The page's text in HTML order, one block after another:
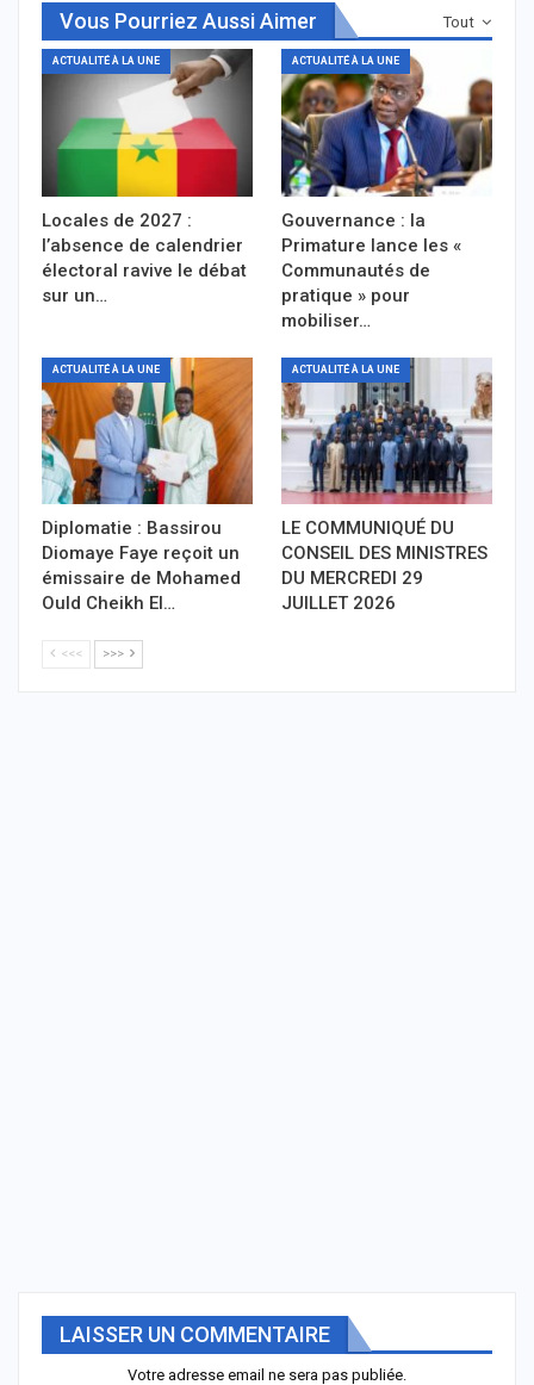
Tout
Vous Pourriez Aussi Aimer
ACTUALITÉ À LA UNE
Locales de 2027 :
l’absence de calendrier
électoral ravive le débat
sur un…
ACTUALITÉ À LA UNE
Gouvernance : la
Primature lance les «
Communautés de
pratique » pour
mobiliser…
ACTUALITÉ À LA UNE
Diplomatie : Bassirou
Diomaye Faye reçoit un
émissaire de Mohamed
Ould Cheikh El…
ACTUALITÉ À LA UNE
LE COMMUNIQUÉ DU
CONSEIL DES MINISTRES
DU MERCREDI 29
JUILLET 2026
<<< >>>
LAISSER UN COMMENTAIRE
Votre adresse email ne sera pas publiée.